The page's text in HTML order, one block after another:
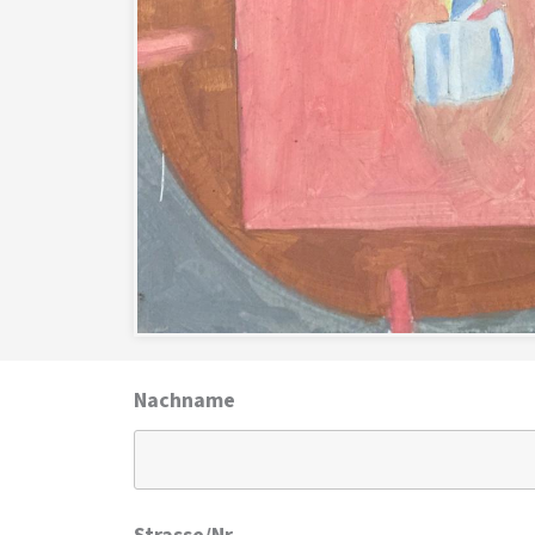
Nachname